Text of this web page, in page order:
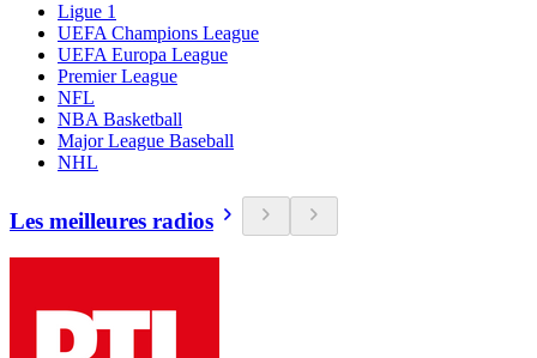
Ligue 1
UEFA Champions League
UEFA Europa League
Premier League
NFL
NBA Basketball
Major League Baseball
NHL
Les meilleures radios